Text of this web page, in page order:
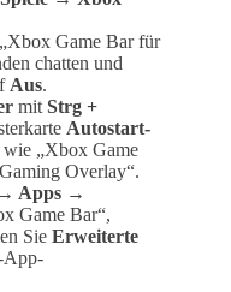
Game Bar für
chatten und
Aus.
mit Strg +
Autostart-
wie „Xbox Game
Overlay“.
Apps →
Game Bar“,
Sie Erweiterte
App-